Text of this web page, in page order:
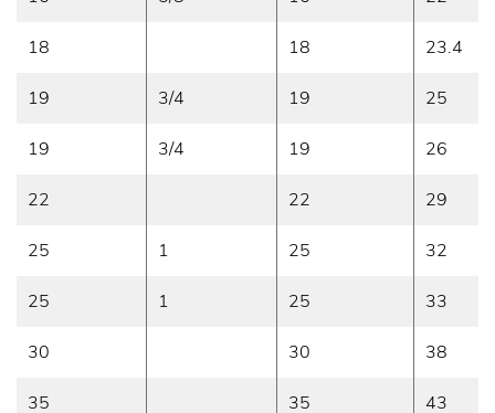
18 18 23.4
19 3/4 19 25
19 3/4 19 26
22 22 29
25 1 25 32
25 1 25 33
30 30 38
35 35 43